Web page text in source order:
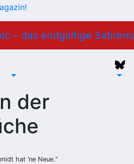
der
hat ’ne Neue.“